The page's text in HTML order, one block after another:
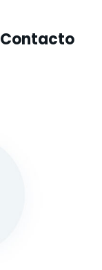
Contacto